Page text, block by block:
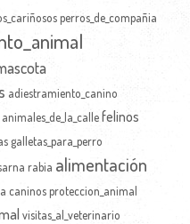
perros_de_compañia
adiestramiento_canino
animales_de_la_callefelinos
galletas_para_perro
rabia alimentación
caninos proteccion_animal
visitas_al_veterinario